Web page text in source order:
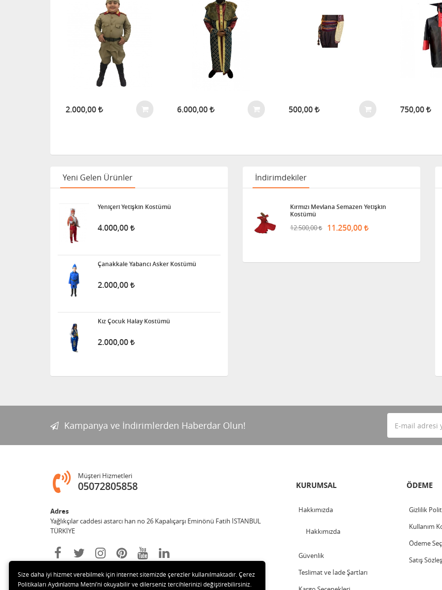
2.000,00 6.000,00 500,00 750,00
Yeni Gelen Ürünler
Yeniçeri Yetişkin Kostümü
4.000,00
Çanakkale Yabancı Asker Kostümü
2.000,00
Kız Çocuk Halay Kostümü
2.000,00
İndirimdekiler
Kırmızı Mevlana Semazen Yetişkin
Kostümü
12.500,00 11.250,00
Kampanya ve İndirimlerden Haberdar Olun!
Müşteri Hizmetleri
05072805858
Adres
Yağlıkçılar caddesi astarcı han no 26 Kapalıçarşı Eminönü Fatih İSTANBUL
TÜRKİYE
KURUMSAL
Hakkımızda
Hakkımızda
Güvenlik
Teslimat ve İade Şartları
ÖDEME
Gizlilik
Kullanım
Ödeme
Satış
Size daha iyi hizmet verebilmek için internet sitemizde çerezler kullanılmaktadır. Çerez
Politikaları Aydınlatma Metni’ni okuyabilir ve dilerseniz tercihlerinizi değiştirebilirsiniz.